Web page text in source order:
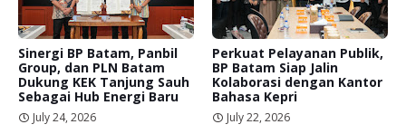
Sinergi BP Batam, Panbil
Group, dan PLN Batam
Dukung KEK Tanjung Sauh
Sebagai Hub Energi Baru
July 24, 2026
Perkuat Pelayanan Publik,
BP Batam Siap Jalin
Kolaborasi dengan Kantor
Bahasa Kepri
July 22, 2026